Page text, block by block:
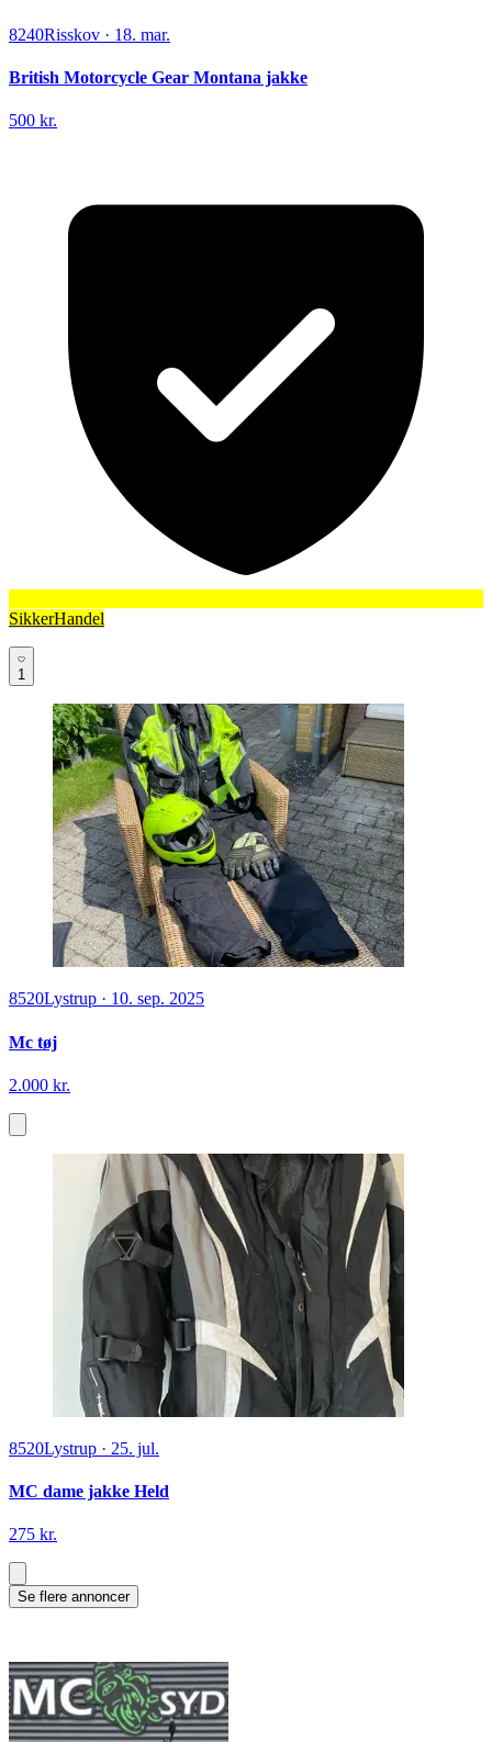
8240Risskov · 18. mar.
British Motorcycle Gear Montana jakke
500 kr.
SikkerHandel
1
8520Lystrup · 10. sep. 2025
Mc tøj
2.000 kr.
8520Lystrup · 25. jul.
MC dame jakke Held
275 kr.
Se flere annoncer